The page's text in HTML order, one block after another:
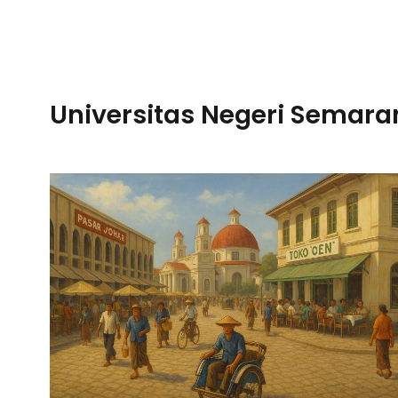
Universitas Negeri